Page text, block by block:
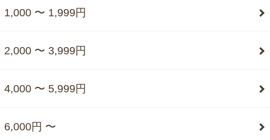
1,000 〜 1,999円
2,000 〜 3,999円
4,000 〜 5,999円
6,000円 〜